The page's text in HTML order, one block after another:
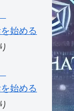
始める
始める